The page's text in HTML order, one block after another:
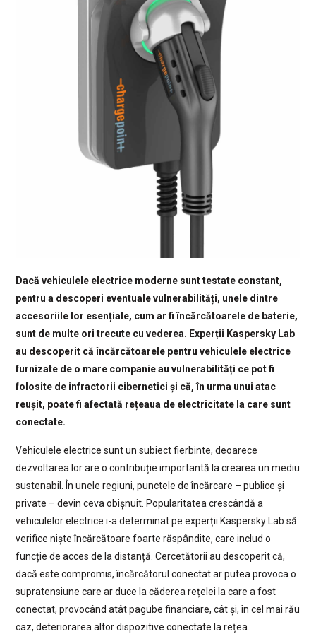
Dacă vehiculele electrice moderne sunt testate constant,
pentru a descoperi eventuale vulnerabilități, unele dintre
accesoriile lor esențiale, cum ar fi încărcătoarele de baterie,
sunt de multe ori trecute cu vederea. Experții Kaspersky Lab
au descoperit că încărcătoarele pentru vehiculele electrice
furnizate de o mare companie au vulnerabilități ce pot fi
folosite de infractorii cibernetici și că, în urma unui atac
reușit, poate fi afectată rețeaua de electricitate la care sunt
conectate.
Vehiculele electrice sunt un subiect fierbinte, deoarece
dezvoltarea lor are o contribuție importantă la crearea un mediu
sustenabil. În unele regiuni, punctele de încărcare – publice și
private – devin ceva obișnuit. Popularitatea crescândă a
vehiculelor electrice i-a determinat pe experții Kaspersky Lab să
verifice niște încărcătoare foarte răspândite, care includ o
funcție de acces de la distanță. Cercetătorii au descoperit că,
dacă este compromis, încărcătorul conectat ar putea provoca o
supratensiune care ar duce la căderea rețelei la care a fost
conectat, provocând atât pagube financiare, cât și, în cel mai rău
caz, deteriorarea altor dispozitive conectate la rețea.